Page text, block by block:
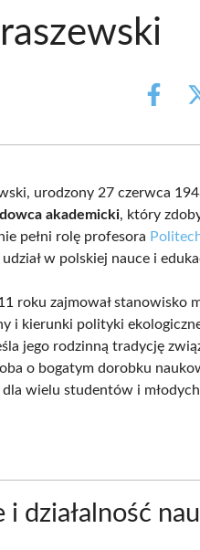
Share
urodzony 27 czerwca
akademicki, który
pełni rolę profesora
w polskiej nauce i
roku zajmował stanowisko
i kierunki polityki
jego rodzinną tradycję
o bogatym dorobku
wielu studentów i
i działalność